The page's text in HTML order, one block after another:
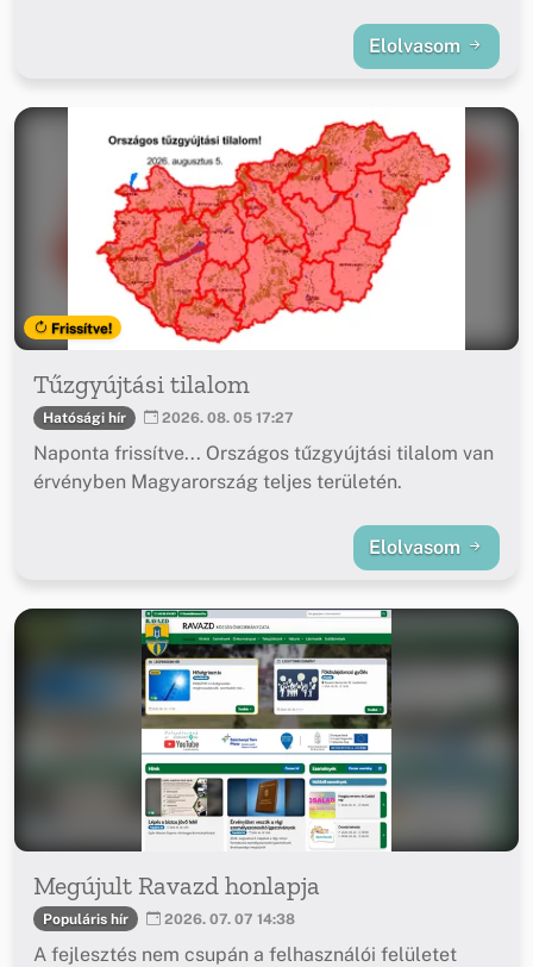
Elolvasom
Frissítve!
Tűzgyújtási tilalom
Hatósági hír 2026. 08. 05 17:27
Naponta frissítve... Országos tűzgyújtási tilalom van
érvényben Magyarország teljes területén.
Elolvasom
Megújult Ravazd honlapja
Populáris hír 2026. 07. 07 14:38
A fejlesztés nem csupán a felhasználói felületet